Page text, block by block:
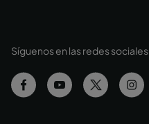
Síguenos en las redes sociales